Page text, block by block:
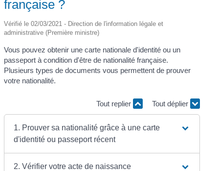
française ?
Vérifié le 02/03/2021 - Direction de l'information légale et
administrative (Première ministre)
Vous pouvez obtenir une carte nationale d'identité ou un
passeport à condition d'être de nationalité française.
Plusieurs types de documents vous permettent de prouver
votre nationalité.
Tout replier Tout déplier
1. Prouver sa nationalité grâce à une carte
d'identité ou passeport récent
2. Vérifier votre acte de naissance